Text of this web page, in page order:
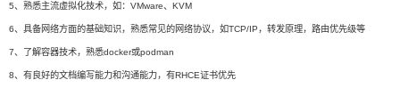
5、熟悉主流虚拟化技术，如：VMware、KVM
6、具备网络方面的基础知识，熟悉常见的网络协议，如TCP/IP，转发原理，路由优先级等
7、了解容器技术，熟悉docker或podman
8、有良好的文档编写能力和沟通能力，有RHCE证书优先